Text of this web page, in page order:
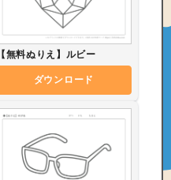
【無料ぬりえ】ルビー
ダウンロード